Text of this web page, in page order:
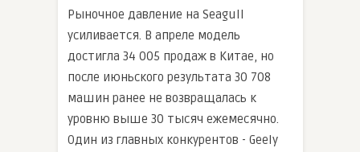
Рыночное давление на Seagull
усиливается. В апреле модель
достигла 34 005 продаж в Китае, но
после июньского результата 30 708
машин ранее не возвращалась к
уровню выше 30 тысяч ежемесячно.
Один из главных конкурентов - Geely